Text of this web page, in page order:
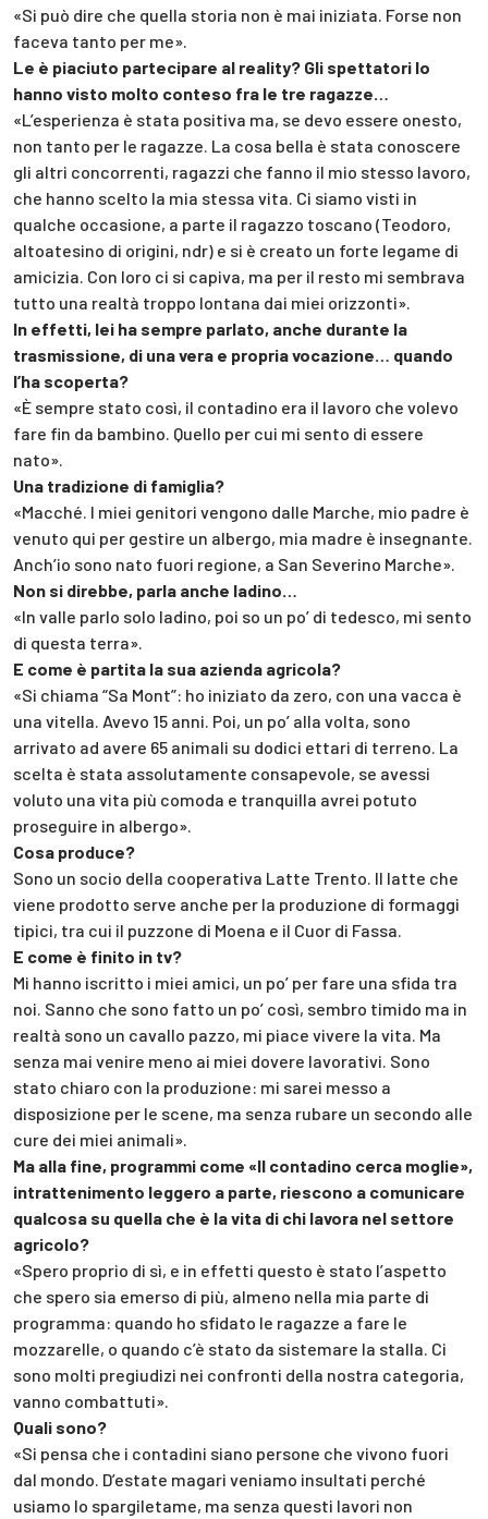
«Si può dire che quella storia non è mai iniziata. Forse non
faceva tanto per me».
Le è piaciuto partecipare al reality? Gli spettatori lo
hanno visto molto conteso fra le tre ragazze…
«L’esperienza è stata positiva ma, se devo essere onesto,
non tanto per le ragazze. La cosa bella è stata conoscere
gli altri concorrenti, ragazzi che fanno il mio stesso lavoro,
che hanno scelto la mia stessa vita. Ci siamo visti in
qualche occasione, a parte il ragazzo toscano (Teodoro,
altoatesino di origini, ndr) e si è creato un forte legame di
amicizia. Con loro ci si capiva, ma per il resto mi sembrava
tutto una realtà troppo lontana dai miei orizzonti».
In effetti, lei ha sempre parlato, anche durante la
trasmissione, di una vera e propria vocazione… quando
l’ha scoperta?
«È sempre stato così, il contadino era il lavoro che volevo
fare fin da bambino. Quello per cui mi sento di essere
nato».
Una tradizione di famiglia?
«Macché. I miei genitori vengono dalle Marche, mio padre è
venuto qui per gestire un albergo, mia madre è insegnante.
Anch’io sono nato fuori regione, a San Severino Marche».
Non si direbbe, parla anche ladino…
«In valle parlo solo ladino, poi so un po’ di tedesco, mi sento
di questa terra».
E come è partita la sua azienda agricola?
«Si chiama “Sa Mont”: ho iniziato da zero, con una vacca è
una vitella. Avevo 15 anni. Poi, un po’ alla volta, sono
arrivato ad avere 65 animali su dodici ettari di terreno. La
scelta è stata assolutamente consapevole, se avessi
voluto una vita più comoda e tranquilla avrei potuto
proseguire in albergo».
Cosa produce?
Sono un socio della cooperativa Latte Trento. Il latte che
viene prodotto serve anche per la produzione di formaggi
tipici, tra cui il puzzone di Moena e il Cuor di Fassa.
E come è finito in tv?
Mi hanno iscritto i miei amici, un po’ per fare una sfida tra
noi. Sanno che sono fatto un po’ così, sembro timido ma in
realtà sono un cavallo pazzo, mi piace vivere la vita. Ma
senza mai venire meno ai miei dovere lavorativi. Sono
stato chiaro con la produzione: mi sarei messo a
disposizione per le scene, ma senza rubare un secondo alle
cure dei miei animali».
Ma alla fine, programmi come «Il contadino cerca moglie»,
intrattenimento leggero a parte, riescono a comunicare
qualcosa su quella che è la vita di chi lavora nel settore
agricolo?
«Spero proprio di sì, e in effetti questo è stato l’aspetto
che spero sia emerso di più, almeno nella mia parte di
programma: quando ho sfidato le ragazze a fare le
mozzarelle, o quando c’è stato da sistemare la stalla. Ci
sono molti pregiudizi nei confronti della nostra categoria,
vanno combattuti».
Quali sono?
«Si pensa che i contadini siano persone che vivono fuori
dal mondo. D’estate magari veniamo insultati perché
usiamo lo spargiletame, ma senza questi lavori non